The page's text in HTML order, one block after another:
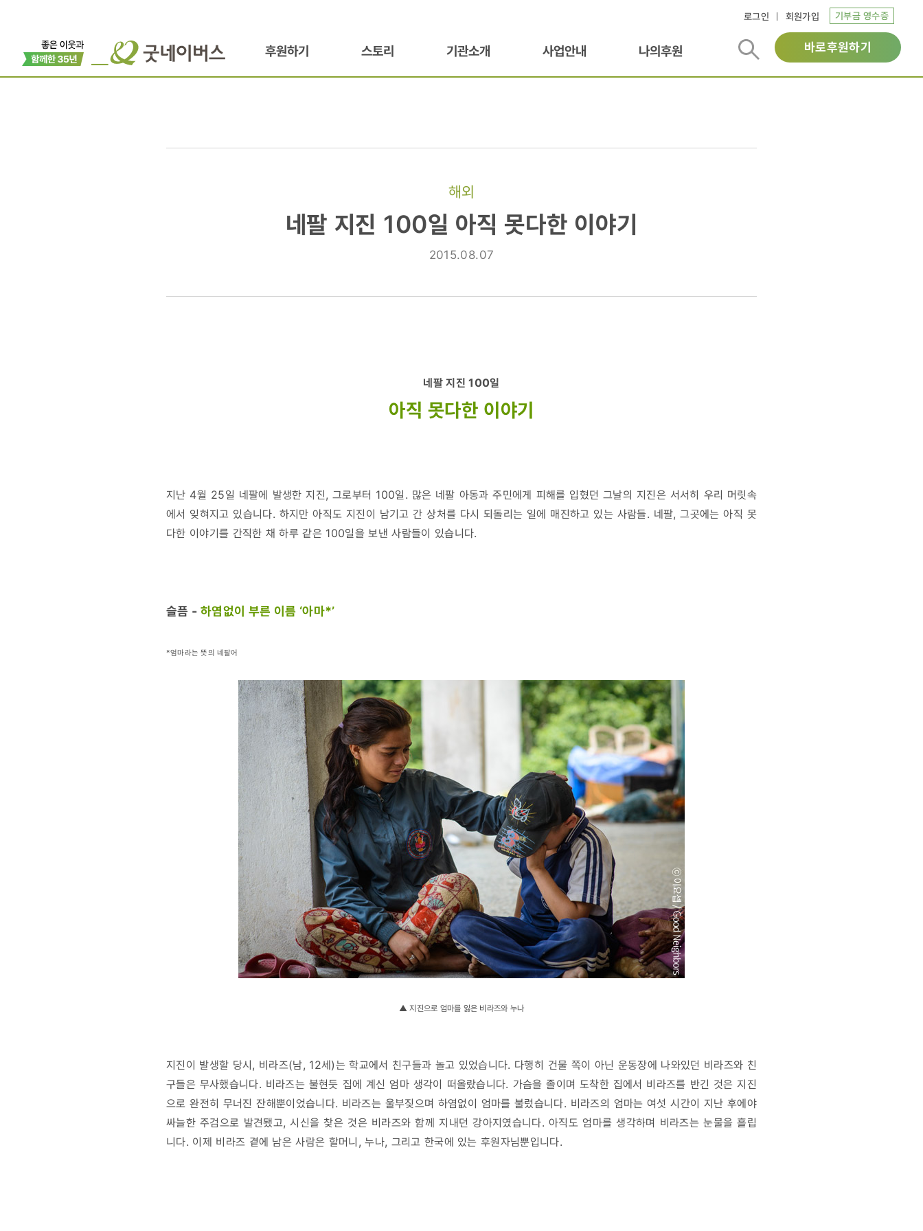
로그인 회원가입 기부금 영수증
후원하기 스토리 기관소개 사업안내 나의후원 바로후원하기
해외
100일
네팔 지진 100일 아직 못다한 이야기
2015.08.07
네팔 지진 100일
아직 못다한 이야기
지난 4월 25일 네팔에 발생한 지진, 그로부터 100일. 많은 네팔 아동과 주민에게 피해를 입혔던 그날의 지진은 서서히 우리 머릿속
에서 잊혀지고 있습니다. 하지만 아직도 지진이 남기고 간 상처를 다시 되돌리는 일에 매진하고 있는 사람들. 네팔, 그곳에는 아직 못
다한 이야기를 간직한 채 하루 같은 100일을 보낸 사람들이 있습니다.
슬픔 - 하염없이 부른 이름 ‘아마*’
*엄마라는 뜻의 네팔어
▲ 지진으로 엄마를 잃은 비라즈와 누나
지진이 발생할 당시, 비라즈(남, 12세)는 학교에서 친구들과 놀고 있었습니다. 다행히 건물 쪽이 아닌 운동장에 나와있던 비라즈와 친
구들은 무사했습니다. 비라즈는 불현듯 집에 계신 엄마 생각이 떠올랐습니다. 가슴을 졸이며 도착한 집에서 비라즈를 반긴 것은 지진
으로 완전히 무너진 잔해뿐이었습니다. 비라즈는 울부짖으며 하염없이 엄마를 불렀습니다. 비라즈의 엄마는 여섯 시간이 지난 후에야
싸늘한 주검으로 발견됐고, 시신을 찾은 것은 비라즈와 함께 지내던 강아지였습니다. 아직도 엄마를 생각하며 비라즈는 눈물을 흘립
니다. 이제 비라즈 곁에 남은 사람은 할머니, 누나, 그리고 한국에 있는 후원자님뿐입니다.